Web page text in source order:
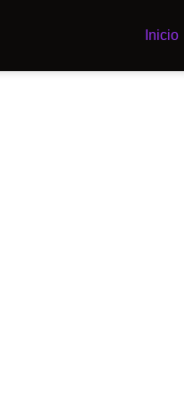
Inicio